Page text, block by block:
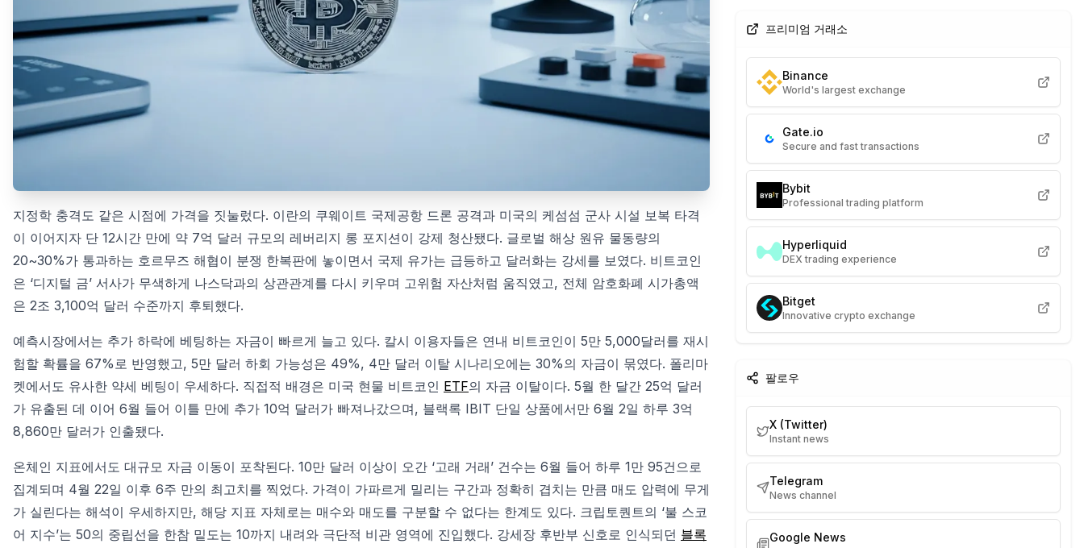
지정학 충격도 같은 시점에 가격을 짓눌렀다. 이란의 쿠웨이트 국제공항 드론 공격과 미국의 케섬섬 군사 시설 보복 타격
이 이어지자 단 12시간 만에 약 7억 달러 규모의 레버리지 롱 포지션이 강제 청산됐다. 글로벌 해상 원유 물동량의
20~30%가 통과하는 호르무즈 해협이 분쟁 한복판에 놓이면서 국제 유가는 급등하고 달러화는 강세를 보였다. 비트코인
은 ‘디지털 금’ 서사가 무색하게 나스닥과의 상관관계를 다시 키우며 고위험 자산처럼 움직였고, 전체 암호화폐 시가총액
은 2조 3,100억 달러 수준까지 후퇴했다.
예측시장에서는 추가 하락에 베팅하는 자금이 빠르게 늘고 있다. 칼시 이용자들은 연내 비트코인이 5만 5,000달러를 재시
험할 확률을 67%로 반영했고, 5만 달러 하회 가능성은 49%, 4만 달러 이탈 시나리오에는 30%의 자금이 묶였다. 폴리마
켓에서도 유사한 약세 베팅이 우세하다. 직접적 배경은 미국 현물 비트코인 ETF의 자금 이탈이다. 5월 한 달간 25억 달러
가 유출된 데 이어 6월 들어 이틀 만에 추가 10억 달러가 빠져나갔으며, 블랙록 IBIT 단일 상품에서만 6월 2일 하루 3억
8,860만 달러가 인출됐다.
온체인 지표에서도 대규모 자금 이동이 포착된다. 10만 달러 이상이 오간 ‘고래 거래’ 건수는 6월 들어 하루 1만 95건으로
집계되며 4월 22일 이후 6주 만의 최고치를 찍었다. 가격이 가파르게 밀리는 구간과 정확히 겹치는 만큼 매도 압력에 무게
가 실린다는 해석이 우세하지만, 해당 지표 자체로는 매수와 매도를 구분할 수 없다는 한계도 있다. 크립토퀀트의 ‘불 스코
어 지수’는 50의 중립선을 한참 밑도는 10까지 내려와 극단적 비관 영역에 진입했다. 강세장 후반부 신호로 인식되던 블록
프리미엄 거래소
Binance
World's largest exchange
Gate.io
Secure and fast transactions
Bybit
Professional trading platform
Hyperliquid
DEX trading experience
Bitget
Innovative crypto exchange
팔로우
X (Twitter)
Instant news
Telegram
News channel
Google News